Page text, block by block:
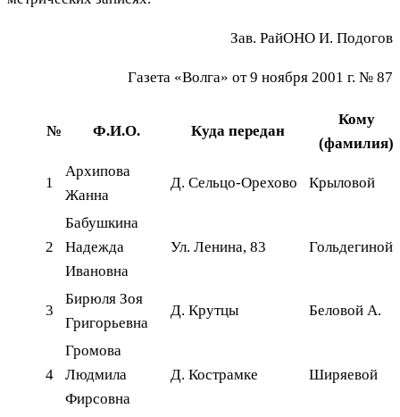
Зав. РайОНО И. Подогов
Газета «Волга» от 9 ноября 2001 г. № 87
№ Ф.И.О. Куда передан
Кому
(фамилия)
1
Архипова
Жанна
Д. Сельцо-Орехово Крыловой
2
Бабушкина
Надежда
Ивановна
Ул. Ленина, 83 Гольдегиной
3
Бирюля Зоя
Григорьевна
Д. Крутцы Беловой А.
4
Громова
Людмила
Фирсовна
Д. Кострамке Ширяевой